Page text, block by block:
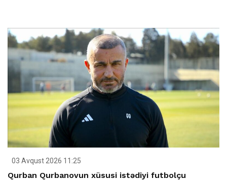
03 Avqust 2026 11:25
Qurban Qurbanovun xüsusi istədiyi futbolçu